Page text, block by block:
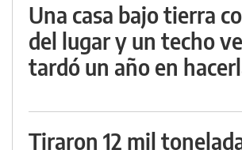
Una casa bajo tierra
del lugar y un techo
tardó un año en
Tiraron 12 mil